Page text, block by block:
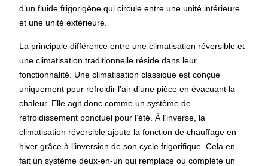
d’un fluide frigorigène qui circule entre une unité intérieure
et une unité extérieure.
La principale différence entre une climatisation réversible et
une climatisation traditionnelle réside dans leur
fonctionnalité. Une climatisation classique est conçue
uniquement pour refroidir l’air d’une pièce en évacuant la
chaleur. Elle agit donc comme un système de
refroidissement ponctuel pour l’été. À l’inverse, la
climatisation réversible ajoute la fonction de chauffage en
hiver grâce à l’inversion de son cycle frigorifique. Cela en
fait un système deux-en-un qui remplace ou complète un